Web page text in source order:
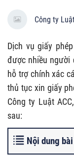
Công ty
Dịch vụ giấy
được nhiều người
hỗ trợ chính xác
thủ tục xin giấy
Công ty Luật
sau:
Nội dung